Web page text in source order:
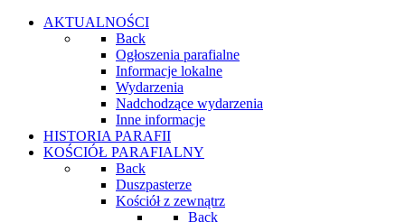
AKTUALNOŚCI
Back
Ogłoszenia parafialne
Informacje lokalne
Wydarzenia
Nadchodzące wydarzenia
Inne informacje
HISTORIA PARAFII
KOŚCIÓŁ PARAFIALNY
Back
Duszpasterze
Kościół z zewnątrz
Back